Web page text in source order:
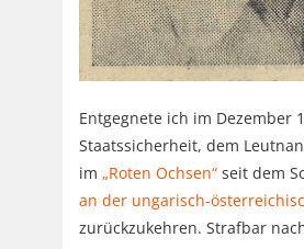
Entgegnete ich im
Staatssicherheit, dem
im „Roten Ochsen“ seit dem
an der ungarisch-
zurückzukehren. Strafbar